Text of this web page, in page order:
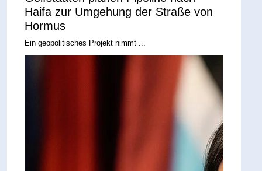
Haifa zur Umgehung der Straße von
Hormus
Ein geopolitisches Projekt nimmt ...